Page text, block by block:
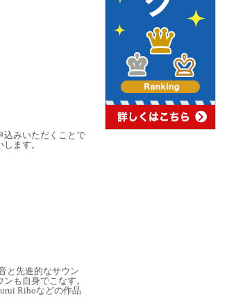
込みいただくことで
ます。
と先進的なサウン
も自身でこなす。
Rihoなどの作品